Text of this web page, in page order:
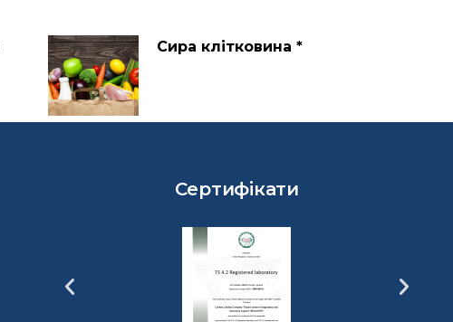
Сира клітковина *
Сертифікати